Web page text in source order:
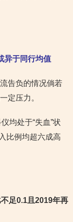
异于同行均值
告负的情况倘若
定压力。
均处于“失血”状
比例均超六成高
足0.1且2019年再